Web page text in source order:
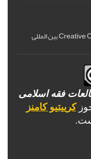
این اثر تحت مجوز Creative Commons Attribution 4.0 بین المللی
فقه اسلامی
کرییتیو کامنز